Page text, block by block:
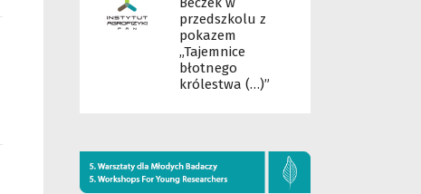
przedszkolu z
pokazem
„Tajemnice
błotnego
królestwa (…)”